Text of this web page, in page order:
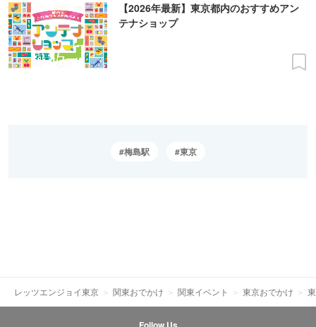
【2026年最新】東京都内のおすすめアン
テナショップ
梅島駅 東京
レッツエンジョイ東京 関東おでかけ 関東イベント 東京おでかけ